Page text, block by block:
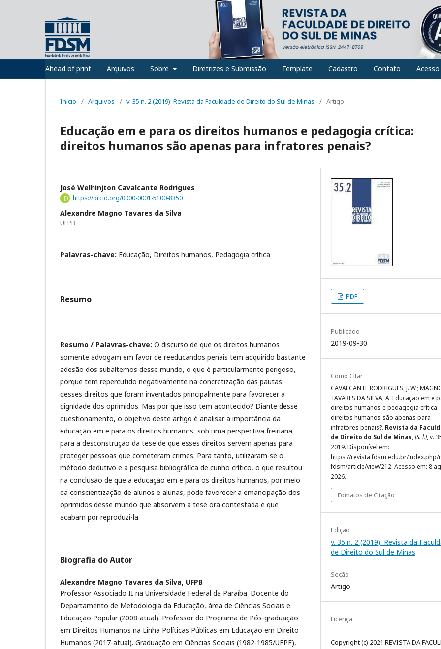
Ahead of print Arquivos Sobre Diretrizes e Submissão Template Cadastro Contato Acesso
Início / Arquivos / v. 35 n. 2 (2019): Revista da Faculdade de Direito do Sul de Minas / Artigo
Educação em e para os direitos humanos e pedagogia crítica:
direitos humanos são apenas para infratores penais?
José Welhinjton Cavalcante Rodrigues
https://orcid.org/0000-0001-5100-8350
Alexandre Magno Tavares da Silva
UFPB
Palavras-chave: Educação, Direitos humanos, Pedagogia crítica
Resumo
Resumo / Palavras-chave: O discurso de que os direitos humanos
somente advogam em favor de reeducandos penais tem adquirido bastante
adesão dos subalternos desse mundo, o que é particularmente perigoso,
porque tem repercutido negativamente na concretização das pautas
desses direitos que foram inventados principalmente para favorecer a
dignidade dos oprimidos. Mas por que isso tem acontecido? Diante desse
questionamento, o objetivo deste artigo é analisar a importância da
educação em e para os direitos humanos, sob uma perspectiva freiriana,
para a desconstrução da tese de que esses direitos servem apenas para
proteger pessoas que cometeram crimes. Para tanto, utilizaram-se o
método dedutivo e a pesquisa bibliográfica de cunho crítico, o que resultou
na conclusão de que a educação em e para os direitos humanos, por meio
da conscientização de alunos e alunas, pode favorecer a emancipação dos
oprimidos desse mundo que absorvem a tese ora contestada e que
acabam por reproduzi-la.
Biografia do Autor
Alexandre Magno Tavares da Silva, UFPB
Professor Associado II na Universidade Federal da Paraíba. Docente do
Departamento de Metodologia da Educação, área de Ciências Sociais e
Educação Popular (2008-atual). Professor do Programa de Pós-graduação
em Direitos Humanos na Linha Políticas Públicas em Educação em Direito
Humanos (2017-atual). Graduação em Ciências Sociais (1982-1985/UFPE),
PDF
Publicado
2019-09-30
Como Citar
CAVALCANTE RODRIGUES, J. W.;
TAVARES DA SILVA, A. Educação em e
direitos humanos e pedagogia crítica:
direitos humanos são apenas para
infratores penais?. Revista da
de Direito do Sul de Minas,[S. l.], v.
2019. Disponível em:
https://revista.fdsm.edu.br/index.php/
fdsm/article/view/212. Acesso em: 8
2026.
Fomatos de Citação
Edição
v. 35 n. 2 (2019): Revista da
de Direito do Sul de Minas
Seção
Artigo
Licença
Copyright (c) 2021 REVISTA DA